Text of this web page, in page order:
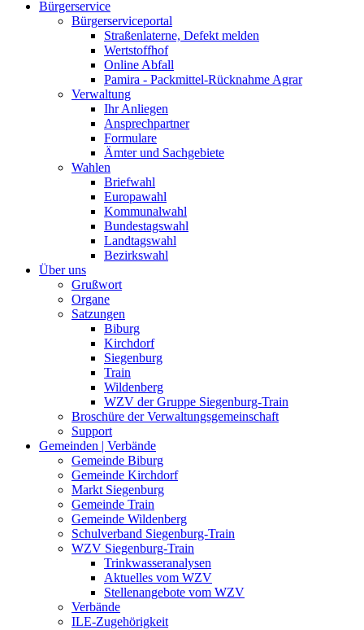
Bürgerservice
Bürgerserviceportal
Straßenlaterne, Defekt melden
Wertstoffhof
Online Abfall
Pamira - Packmittel-Rücknahme Agrar
Verwaltung
Ihr Anliegen
Ansprechpartner
Formulare
Ämter und Sachgebiete
Wahlen
Briefwahl
Europawahl
Kommunalwahl
Bundestagswahl
Landtagswahl
Bezirkswahl
Über uns
Grußwort
Organe
Satzungen
Biburg
Kirchdorf
Siegenburg
Train
Wildenberg
WZV der Gruppe Siegenburg-Train
Broschüre der Verwaltungsgemeinschaft
Support
Gemeinden | Verbände
Gemeinde Biburg
Gemeinde Kirchdorf
Markt Siegenburg
Gemeinde Train
Gemeinde Wildenberg
Schulverband Siegenburg-Train
WZV Siegenburg-Train
Trinkwasseranalysen
Aktuelles vom WZV
Stellenangebote vom WZV
Verbände
ILE-Zugehörigkeit